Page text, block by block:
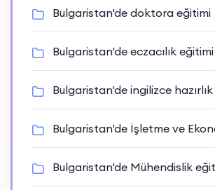
Bulgaristan'de doktora eğitimi
Bulgaristan'de eczacılık eğitimi
Bulgaristan'de ingilizce
Bulgaristan'de İşletme ve
Bulgaristan'de Mühendislik